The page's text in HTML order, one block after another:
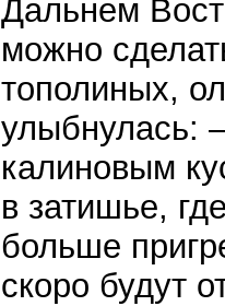
Дальнем
можно
тополиных,
улыбнулась:
калиновым
в затишье,
больше
скоро будут